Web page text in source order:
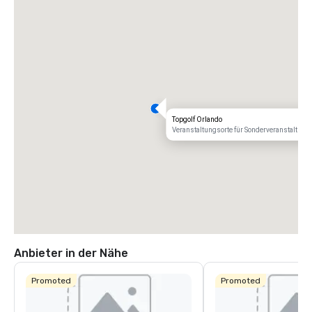
Topgolf Orlando
Veranstaltungsorte für
Anbieter in der Nähe
Promoted Promoted